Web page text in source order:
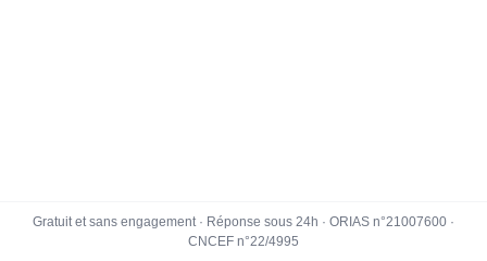
Gratuit et sans engagement · Réponse sous 24h · ORIAS n°21007600 ·
CNCEF n°22/4995